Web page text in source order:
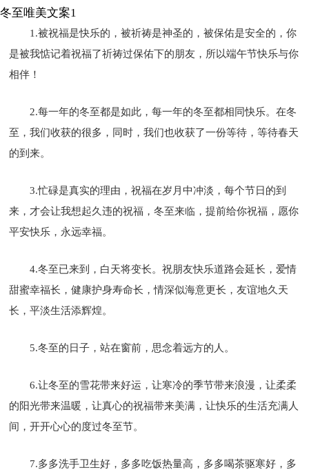
冬至唯美文案1
1.被祝福是快乐的，被祈祷是神圣的，被保佑是安全的，你
是被我惦记着祝福了祈祷过保佑下的朋友，所以端午节快乐与你
相伴！
2.每一年的冬至都是如此，每一年的冬至都相同快乐。在冬
至，我们收获的很多，同时，我们也收获了一份等待，等待春天
的到来。
3.忙碌是真实的理由，祝福在岁月中冲淡，每个节日的到
来，才会让我想起久违的祝福，冬至来临，提前给你祝福，愿你
平安快乐，永远幸福。
4.冬至已来到，白天将变长。祝朋友快乐道路会延长，爱情
甜蜜幸福长，健康护身寿命长，情深似海意更长，友谊地久天
长，平淡生活添辉煌。
5.冬至的日子，站在窗前，思念着远方的人。
6.让冬至的雪花带来好运，让寒冷的季节带来浪漫，让柔柔
的阳光带来温暖，让真心的祝福带来美满，让快乐的生活充满人
间，开开心心的度过冬至节。
7.多多洗手卫生好，多多吃饭热量高，多多喝茶驱寒好，多